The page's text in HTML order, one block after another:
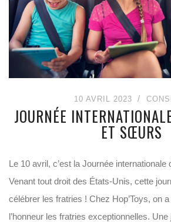
10 AVRIL 2023
JOURNÉE
ET SŒURS
Le 10 avril, c’est la Journée
Venant tout droit des États-Unis, cette
célébrer les fratries ! Chez Hop’Toys, on
l’honneur les fratries exceptionnelles.